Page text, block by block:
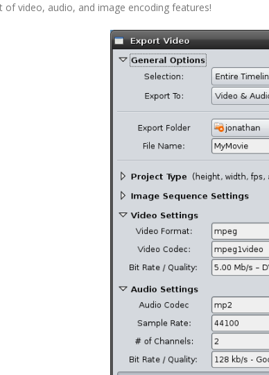
of video, audio, and image encoding features!